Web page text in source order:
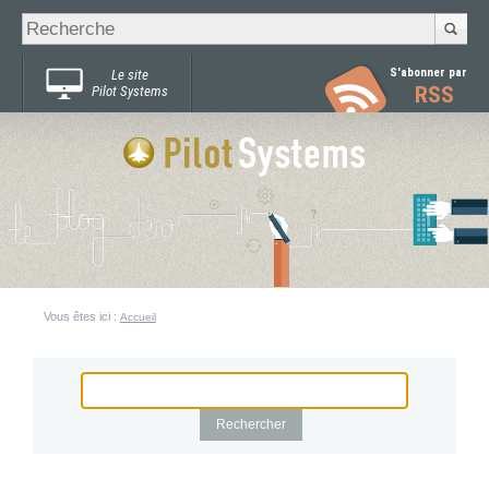
Chercher par
Recherche
avancée…
Le site
Pilot Systems
S'abonner par
RSS
Vous êtes ici : Accueil